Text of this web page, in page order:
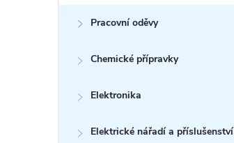
Pracovní oděvy
Chemické přípravky
Elektronika
Elektrické nářadí a příslušenství